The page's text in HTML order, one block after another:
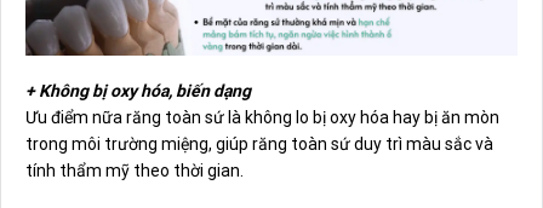
+ Không bị oxy hóa, biến dạng
Ưu điểm nữa răng toàn sứ là không lo bị oxy hóa hay bị ăn mòn
trong môi trường miệng, giúp răng toàn sứduy trì màu sắc và
tính thẩm mỹ theo thời gian.